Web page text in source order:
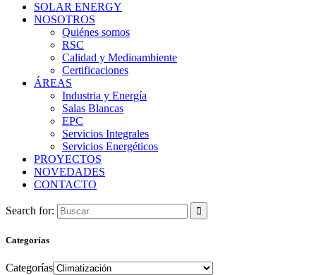
SOLAR ENERGY
NOSOTROS
Quiénes somos
RSC
Calidad y Medioambiente
Certificaciones
ÁREAS
Industria y Energía
Salas Blancas
EPC
Servicios Integrales
Servicios Energéticos
PROYECTOS
NOVEDADES
CONTACTO
Search for:
Categorías
Categorías